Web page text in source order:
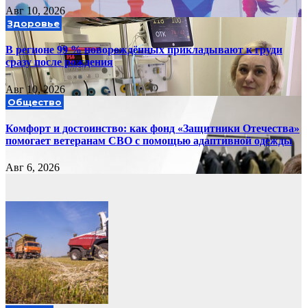
Авг 10, 2026
Здоровье
В регионе 99 % новорождённых прикладывают к груди
сразу после рождения
Авг 10, 2026
Общество
Комфорт и достоинство: как фонд «Защитники Отечества»
помогает ветеранам СВО с помощью адаптивной одежды
Авг 6, 2026